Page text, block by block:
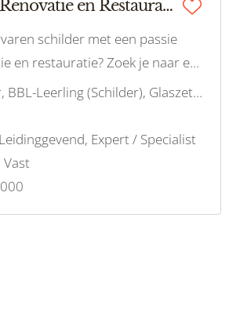
Schilder - Renovatie en Restauratie
schilder met een passie
en restauratie? Zoek je naar een
waarin je historische gebouwen
pareltjes kunt laten
is deze vacature perfect voor
Schilder, BBL-Leerling (Schilder), Glaszetter
Expert / Specialist